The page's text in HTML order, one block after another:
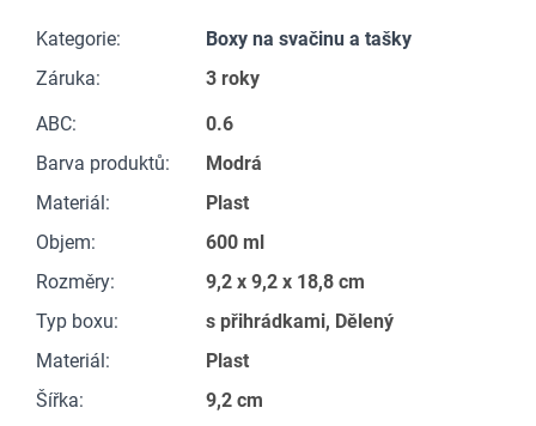
Kategorie:
Boxy na svačinu a tašky
Záruka:
3 roky
ABC:
0.6
Barva produktů:
Modrá
Materiál:
Plast
Objem:
600 ml
Rozměry:
9,2 x 9,2 x 18,8 cm
Typ boxu:
s přihrádkami, Dělený
Materiál:
Plast
Šířka:
9,2 cm